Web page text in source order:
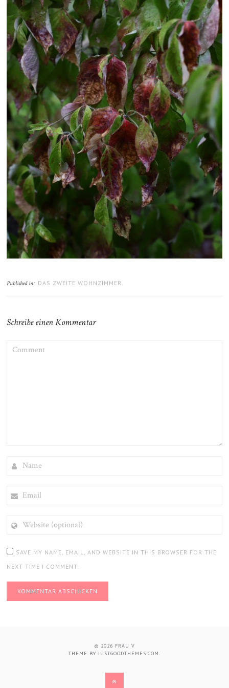
Published in: DAS ZWEITE WOHNZIMMER.
Schreibe einen Kommentar
(OPTIONAL)
SAVE MY NAME, EMAIL, AND WEBSITE IN THIS BROWSER FOR THE
NEXT TIME I COMMENT.
© 2026 FRAU V
THEME BYJUSTGOODTHEMES.COM.